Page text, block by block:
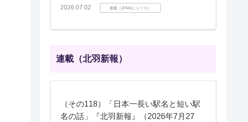
2026.07.02 連載（JFMAニュース）
連載（北羽新報）
（その118）「日本一長い駅名と短い駅
名の話」『北羽新報』（2026年7月27